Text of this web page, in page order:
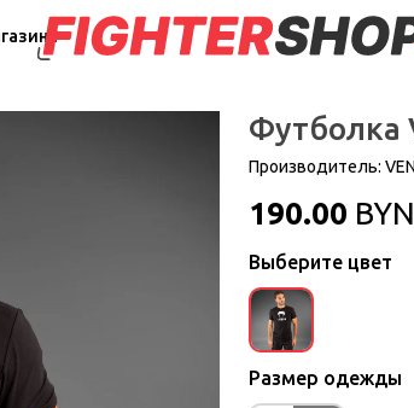
Футболка
Производитель:
190.00 BYN
Выберите цвет
Размер одежды